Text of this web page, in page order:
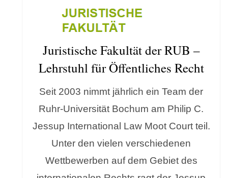
Juristische Fakultät der RUB –
Lehrstuhl für Öffentliches Recht
Seit 2003 nimmt jährlich ein Team der
Ruhr-Universität Bochum am Philip C.
Jessup International Law Moot Court teil.
Unter den vielen verschiedenen
Wettbewerben auf dem Gebiet des